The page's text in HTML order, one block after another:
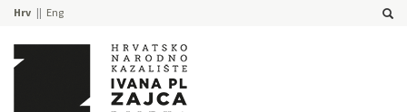
Hrv Eng